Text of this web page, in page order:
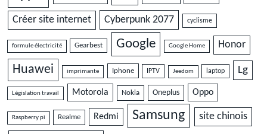
Créer site internet Cyberpunk 2077 cyclisme
formule électricité Gearbest Google Google Home Honor
Huawei imprimante Iphone IPTV Jeedom laptop Lg
Législation travail Motorola Nokia Oneplus Oppo
Raspberry pi Realme Redmi Samsung site chinois